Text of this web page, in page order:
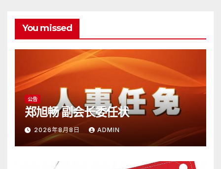
You missed
公告
郑旭畅 副会长委任状
2026年8月8日 ADMIN